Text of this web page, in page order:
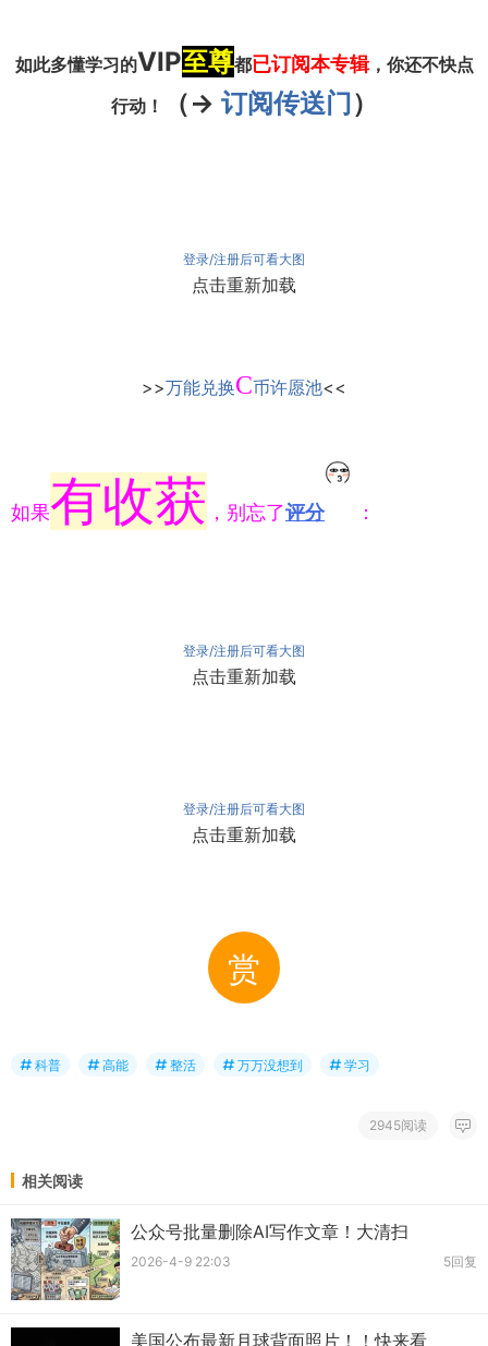
如此多懂学习的VIP至尊都已订阅本专辑，你还不快点
行动！
（-> 订阅传送门）
登录/注册后可看大图
点击重新加载
>>万能兑换C币许愿池<<
如果有收获 ，别忘了评分 ：
登录/注册后可看大图
点击重新加载
登录/注册后可看大图
点击重新加载
赏
科普 高能 整活 万万没想到 学习
2945阅读
相关阅读
公众号批量删除AI写作文章！大清扫
2026-4-9 22:03 5回复
美国公布最新月球背面照片！！快来看